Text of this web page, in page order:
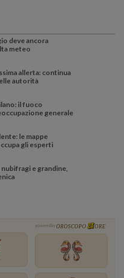
deve ancora
meteo
allerta: continua
autorità
il fuoco
generale
le mappe
gli esperti
e grandine,
powered by OROSCOPO ORE